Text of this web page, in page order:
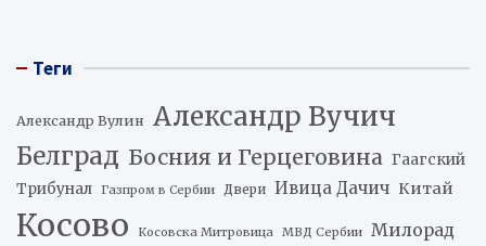
Теги
Александр Вулин Александр Вучич
Белград Босния и Герцеговина Гаагский
Трибунал Газпром в Сербии Двери Ивица Дачич Китай
Косово Косовска Митровица МВД Сербии
Милорад